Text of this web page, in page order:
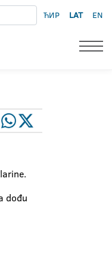
ЋИР LAT EN
dođu